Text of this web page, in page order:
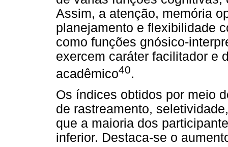
Assim, a atenção, memória
planejamento e flexibilidade
como funções gnósico-
exercem caráter facilitador e
acadêmico40.
Os índices obtidos por meio
de rastreamento,
que a maioria dos
inferior. Destaca-se o